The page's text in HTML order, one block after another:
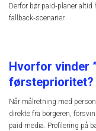
Derfor bør paid‑planer altid
fallback‑scenarier.
Hvorfor vinder
førsteprioritet?
Når målretning med
direkte fra borgeren,
paid media. Profilering på